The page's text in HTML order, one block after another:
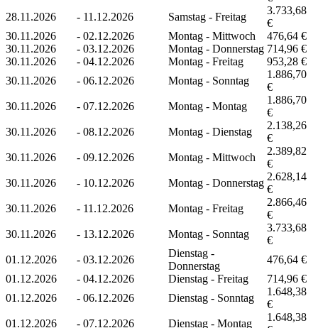
28.11.2026
- 11.12.2026 Samstag - Freitag
3.733,68
€
30.11.2026
- 02.12.2026 Montag - Mittwoch
476,64 €
30.11.2026
- 03.12.2026 Montag - Donnerstag 714,96 €
30.11.2026
- 04.12.2026 Montag - Freitag
953,28 €
30.11.2026
- 06.12.2026 Montag - Sonntag
1.886,70
€
30.11.2026
- 07.12.2026 Montag - Montag
1.886,70
€
30.11.2026
- 08.12.2026 Montag - Dienstag
2.138,26
€
30.11.2026
- 09.12.2026 Montag - Mittwoch
2.389,82
€
30.11.2026
- 10.12.2026 Montag - Donnerstag
2.628,14
€
30.11.2026
- 11.12.2026 Montag - Freitag
2.866,46
€
30.11.2026
- 13.12.2026 Montag - Sonntag
3.733,68
€
01.12.2026
- 03.12.2026
Dienstag -
Donnerstag
476,64 €
01.12.2026
- 04.12.2026 Dienstag - Freitag
714,96 €
01.12.2026
- 06.12.2026 Dienstag - Sonntag
1.648,38
€
01.12.2026
- 07.12.2026 Dienstag - Montag
1.648,38